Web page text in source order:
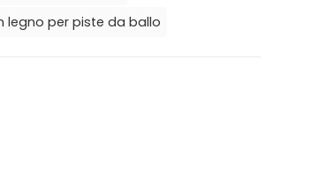
legno per piste da ballo